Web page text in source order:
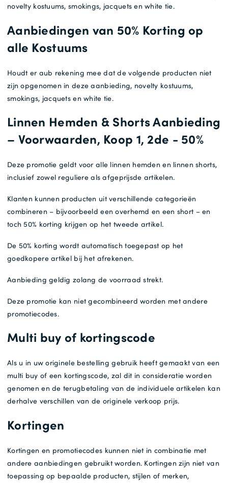
novelty kostuums, smokings, jacquets en white tie.
Aanbiedingen van 50% Korting op
alle Kostuums
Houdt er aub rekening mee dat de volgende producten niet
zijn opgenomen in deze aanbieding, novelty kostuums,
smokings, jacquets en white tie.
Linnen Hemden & Shorts Aanbieding
– Voorwaarden, Koop 1, 2de - 50%
Deze promotie geldt voor alle linnen hemden en linnen shorts,
inclusief zowel reguliere als afgeprijsde artikelen.
Klanten kunnen producten uit verschillende categorieën
combineren – bijvoorbeeld een overhemd en een short – en
toch 50% korting krijgen op het tweede artikel.
De 50% korting wordt automatisch toegepast op het
goedkopere artikel bij het afrekenen.
Aanbieding geldig zolang de voorraad strekt.
Deze promotie kan niet gecombineerd worden met andere
promotiecodes.
Multi buy of kortingscode
Als u in uw originele bestelling gebruik heeft gemaakt van een
multi buy of een kortingscode, zal dit in consideratie worden
genomen en de terugbetaling van de individuele artikelen kan
derhalve verschillen van de originele verkoop prijs.
Kortingen
Kortingen en promotiecodes kunnen niet in combinatie met
andere aanbiedingen gebruikt worden. Kortingen zijn niet van
toepassing op bepaalde producten, stijlen of merken,